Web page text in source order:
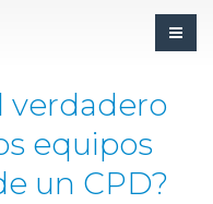
verdadero
equipos
un CPD?